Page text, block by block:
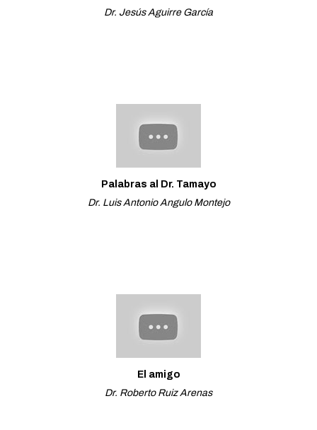
Dr. Jesús Aguirre García
Palabras al Dr. Tamayo
Dr. Luis Antonio Angulo Montejo
El amigo
Dr. Roberto Ruiz Arenas